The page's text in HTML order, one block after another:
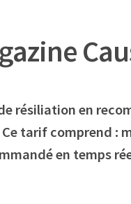
résiliation en
tarif comprend :
en temps